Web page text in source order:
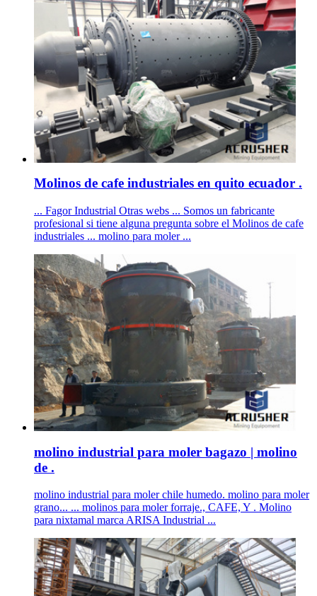
Molinos de cafe industriales en quito ecuador .
... Fagor Industrial Otras webs ... Somos un fabricante
profesional si tiene alguna pregunta sobre el Molinos de cafe
industriales ... molino para moler ...
molino industrial para moler bagazo | molino
de .
molino industrial para moler chile humedo. molino para moler
grano... ... molinos para moler forraje., CAFE, Y . Molino
para nixtamal marca ARISA Industrial ...